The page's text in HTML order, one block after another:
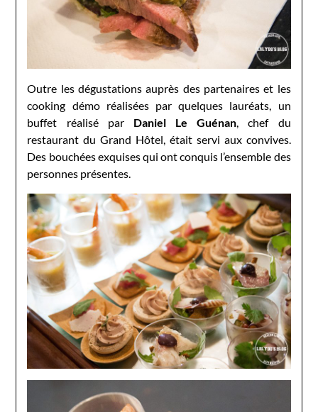
Outre les dégustations auprès des partenaires et les
cooking démo réalisées par quelques lauréats, un
buffet réalisé par Daniel Le Guénan, chef du
restaurant du Grand Hôtel, était servi aux convives.
Des bouchées exquises qui ont conquis l’ensemble des
personnes présentes.